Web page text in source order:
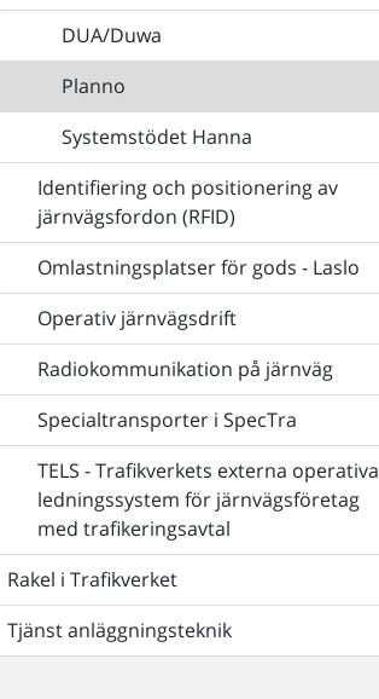
DUA/Duwa
Planno
Systemstödet Hanna
Identifiering och positionering av
järnvägsfordon (RFID)
Omlastningsplatser för gods - Laslo
Operativ järnvägsdrift
Radiokommunikation på järnväg
Specialtransporter i SpecTra
TELS - Trafikverkets externa operativa
ledningssystem för järnvägsföretag
med trafikeringsavtal
Rakel i Trafikverket
Tjänst anläggningsteknik